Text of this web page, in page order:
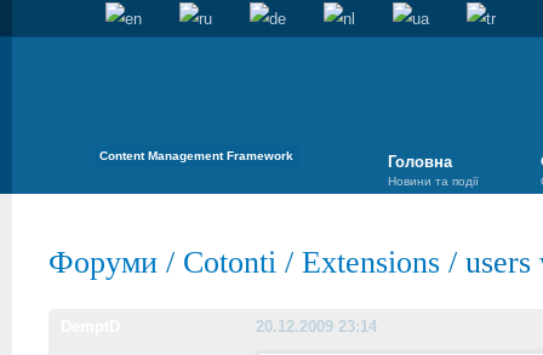
Content Management Framework Головна
Новини та події
Форуми / Cotonti / Extensions /
20.12.2009 23:14